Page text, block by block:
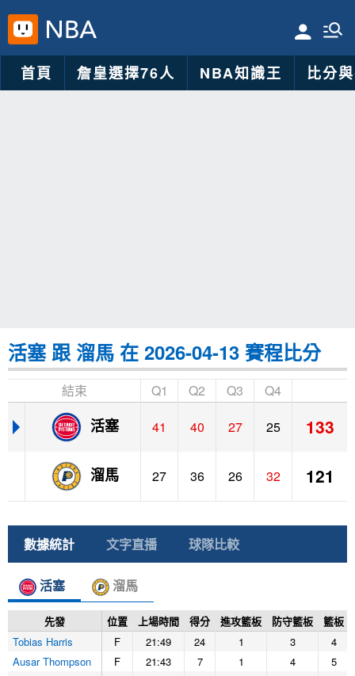
首頁 詹皇選擇76人 NBA知識王 比分
活塞 跟 溜馬 在 2026-04-13 賽程比分
結束 Q1 Q2 Q3 Q4
活塞 41 40 27 25 133
溜馬 27 36 26 32 121
數據統計 文字直播 球隊比較
活塞 溜馬
先發 位置 上場時間 得分 進攻籃板 防守籃板 籃板
Tobias Harris
F 21:49 24 1 3
4
Ausar Thompson
F 21:43 7 1 4
5